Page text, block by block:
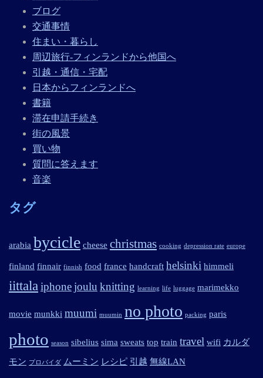
ブログ
交通事情
住まい・暮らし
周辺旅行-フィンランドから他国へ
引越・通信・宅配
日本からフィンランドへ
書籍
滞在申請手続き
街の風景
買い物
質問に答えます
音楽
タグ
arabia bycicle cheese christmas cooking depression rate europe
finland finnair finnish food france handcraft helsinki himmeli
iittalaiphonejoulu knitting learning life luggage marimekko
movie munkki muumi muumin no photo packing paris
photo season sibelius sima sweats top train travel wifi カルダ
モン プロバイダ ムーミン レシピ 引越 無線LAN